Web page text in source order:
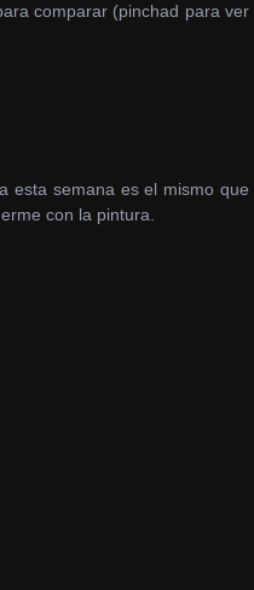
comparar (pinchad para ver
esta semana es el mismo que
con la pintura.